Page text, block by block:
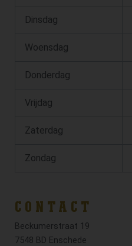
Dinsdag
Woensdag
Donderdag
Vrijdag
Zaterdag
Zondag
CONTACT
Beckumerstraat 19
7548 BD Enschede